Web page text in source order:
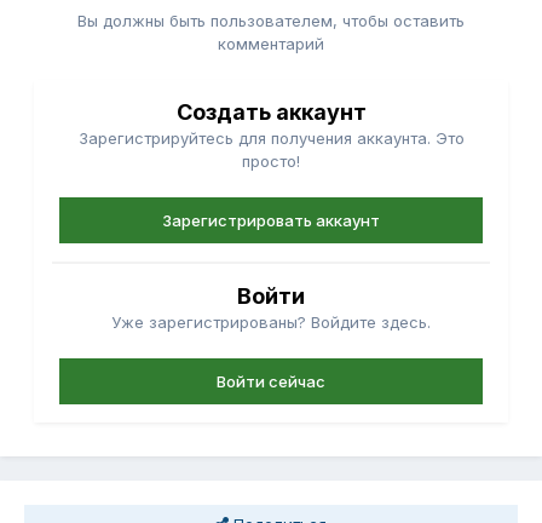
Вы должны быть пользователем, чтобы оставить
комментарий
Создать аккаунт
Зарегистрируйтесь для получения аккаунта. Это
просто!
Зарегистрировать аккаунт
Войти
Уже зарегистрированы? Войдите здесь.
Войти сейчас